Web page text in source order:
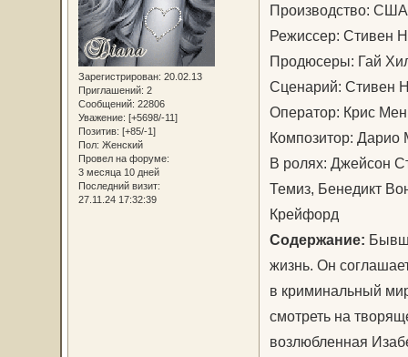
Зарегистрирован: 20.02.13
Приглашений: 2
Сообщений: 22806
Уважение: [+5698/-11]
Позитив: [+85/-1]
Пол: Женский
Провел на форуме:
3 месяца 10 дней
Последний визит:
27.11.24 17:32:39
Производство:
Режиссер: Стивен
Продюсеры: Гай
Сценарий: Стивен
Оператор: Крис
Композитор:
В ролях: Джейсон
Темиз, Бенедикт
Крейфорд
Содержание:
жизнь. Он
в криминальный
смотреть на
возлюбленная